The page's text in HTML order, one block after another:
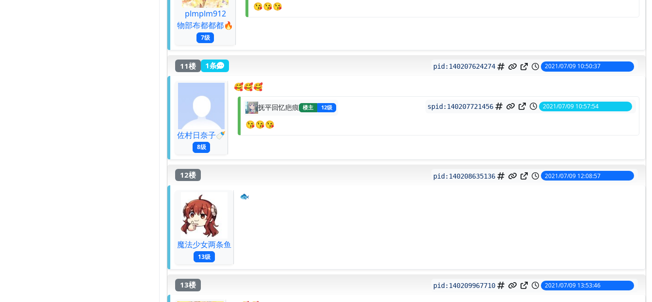
plmplm912
物部布都都都🔥
7级
😘😘😘
11楼 1条 pid: 140207624274 2021/07/09 10:50:37
佐村日奈子🍼
8级
🥰🥰🥰
抚平回忆疤痕 楼主 12级 spid: 140207721456 2021/07/09 10:57:54
😘😘😘
12楼 pid: 140208635136 2021/07/09 12:08:57
魔法少女两条鱼
13级
🐟
13楼 pid: 140209967710 2021/07/09 13:53:46